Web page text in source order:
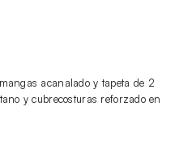
acanalado y tapeta de 2
y cubrecosturas reforzado en